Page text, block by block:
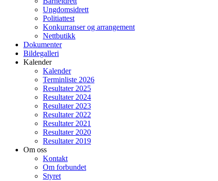
Ungdomsidrett
Politiattest
Konkurranser og arrangement
Nettbutikk
Dokumenter
Bildegalleri
Kalender
Kalender
Terminliste 2026
Resultater 2025
Resultater 2024
Resultater 2023
Resultater 2022
Resultater 2021
Resultater 2020
Resultater 2019
Om oss
Kontakt
Om forbundet
Styret